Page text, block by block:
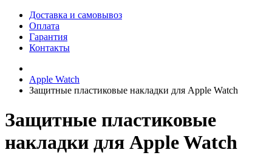
Доставка и самовывоз
Оплата
Гарантия
Контакты
Apple Watch
Защитные пластиковые накладки для Apple Watch
Защитные пластиковые
накладки для Apple Watch